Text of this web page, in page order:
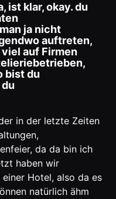
ist klar, okay. du
ja nicht
auftreten,
auf Firmen
bist du
in der letzte Zeiten
da da bin ich
haben wir
Hotel, also da es
natürlich ähm